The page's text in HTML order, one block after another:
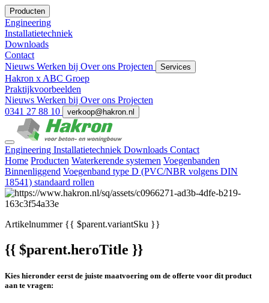
Producten
Engineering
Installatietechniek
Downloads
Contact
Nieuws Werken bij Over ons Projecten Services
Hakron x ABC Groep
Praktijkvoorbeelden
Nieuws Werken bij Over ons Projecten
0341 27 88 10
verkoop@hakron.nl
Engineering Installatietechniek Downloads Contact
Home Producten Waterkerende systemen Voegenbanden
Binnenliggend Voegenband type D (PVC/NBR volgens DIN
18541) standaard rollen
Artikelnummer{{ $parent.variantSku }}
{{ $parent.heroTitle }}
Kies hieronder eerst de juiste maatvoering om de offerte voor dit product
aan te vragen: